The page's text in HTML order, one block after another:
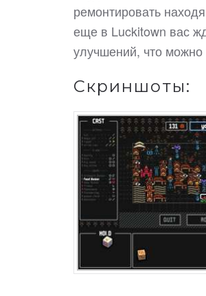
ремонтировать
еще в Luckitown вас
улучшений, что
Скриншоты: